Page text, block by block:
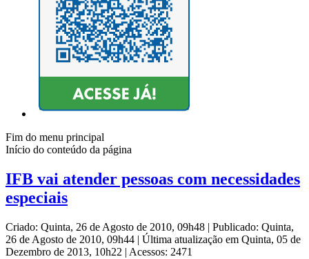
Fim do menu principal
Início do conteúdo da página
IFB vai atender pessoas com necessidades
especiais
Criado: Quinta, 26 de Agosto de 2010, 09h48 | Publicado: Quinta,
26 de Agosto de 2010, 09h44 | Última atualização em Quinta, 05 de
Dezembro de 2013, 10h22 | Acessos: 2471